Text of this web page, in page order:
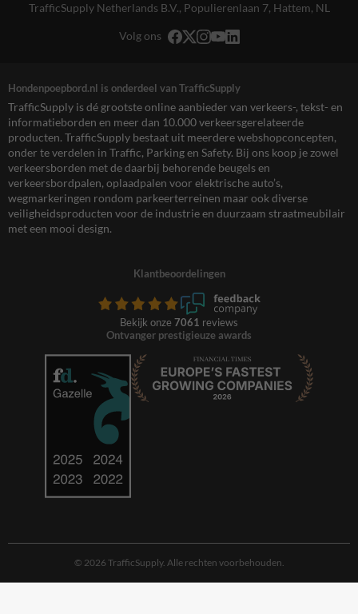
TrafficSupply Netherlands B.V., Populierenlaan 7, Hattem, NL
Volg ons
Hondenpoepbord.nl is onderdeel van TrafficSupply
TrafficSupply is dé grootste online aanbieder van verkeers-, tekst- en
informatieborden en meer dan 10.000 verkeersgerelateerde
producten. TrafficSupply bestaat uit meerdere webshopconcepten,
onder te verdelen in Traffic, Parking en Safety. Bij ons koop je zowel
verkeersborden met de daarbij behorende beugels en
verkeersbordpalen, oplaadpalen voor elektrische auto’s,
wegmarkeringen rondom parkeerterreinen maar ook diverse
veiligheidsproducten voor de industrie en duurzaam straatmeubilair
met een mooi design.
Klantbeoordelingen
Bekijk onze 7061 reviews
Ontvanger prestigieuze awards
© 2026 TrafficSupply. Alle rechten voorbehouden.